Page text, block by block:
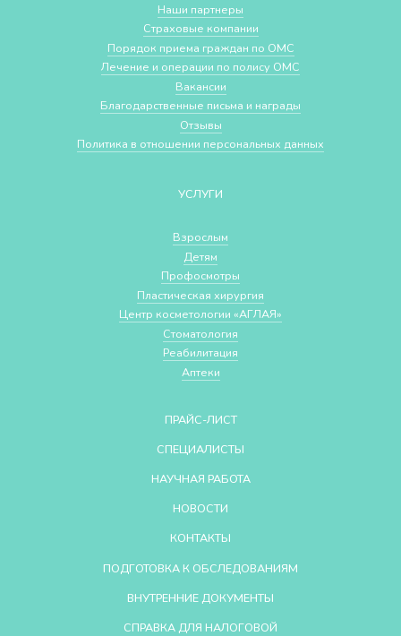
Наши партнеры
Страховые компании
Порядок приема граждан по ОМС
Лечение и операции по полису ОМС
Вакансии
Благодарственные письма и награды
Отзывы
Политика в отношении персональных данных
УСЛУГИ
Взрослым
Детям
Профосмотры
Пластическая хирургия
Центр косметологии «АГЛАЯ»
Стоматология
Реабилитация
Аптеки
ПРАЙС-ЛИСТ
СПЕЦИАЛИСТЫ
НАУЧНАЯ РАБОТА
НОВОСТИ
КОНТАКТЫ
ПОДГОТОВКА К ОБСЛЕДОВАНИЯМ
ВНУТРЕННИЕ ДОКУМЕНТЫ
СПРАВКА ДЛЯ НАЛОГОВОЙ